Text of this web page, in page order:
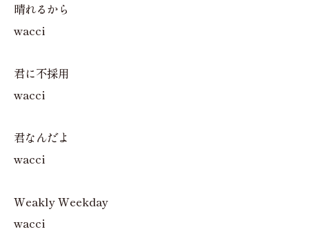
晴れるから
wacci
君に不採用
wacci
君なんだよ
wacci
Weakly Weekday
wacci